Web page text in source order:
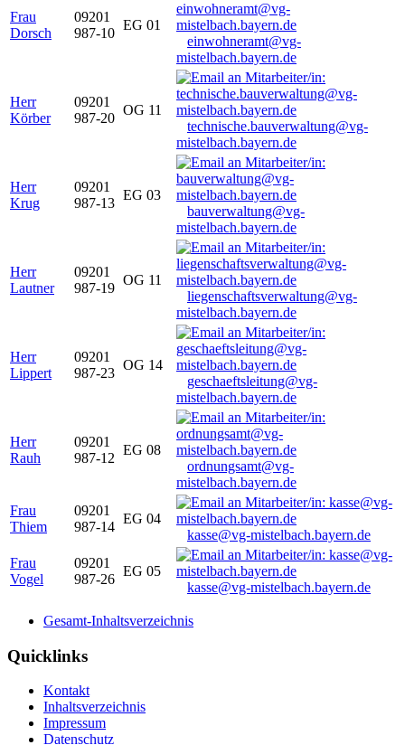
Frau
Dorsch
09201
987-10
EG 01
einwohneramt@vg-
mistelbach.bayern.de
Herr
Körber
09201
987-20
OG 11
technische.bauverwaltung@vg-
mistelbach.bayern.de
Herr
Krug
09201
987-13
EG 03
bauverwaltung@vg-
mistelbach.bayern.de
Herr
Lautner
09201
987-19
OG 11
liegenschaftsverwaltung@vg-
mistelbach.bayern.de
Herr
Lippert
09201
987-23
OG 14
geschaeftsleitung@vg-
mistelbach.bayern.de
Herr
Rauh
09201
987-12
EG 08
ordnungsamt@vg-
mistelbach.bayern.de
Frau
Thiem
09201
987-14
EG 04
kasse@vg-mistelbach.bayern.de
Frau
Vogel
09201
987-26
EG 05
kasse@vg-mistelbach.bayern.de
Gesamt-Inhaltsverzeichnis
Quicklinks
Kontakt
Inhaltsverzeichnis
Impressum
Datenschutz